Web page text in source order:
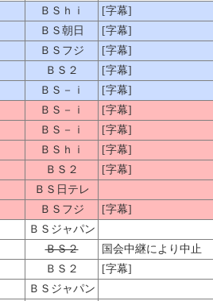
ＢＳｈｉ
[字幕]
ＢＳ朝日
[字幕]
ＢＳフジ
[字幕]
ＢＳ２
[字幕]
ＢＳ－ｉ
[字幕]
ＢＳ－ｉ
[字幕]
ＢＳ－ｉ
[字幕]
ＢＳｈｉ
[字幕]
ＢＳ２
[字幕]
ＢＳ日テレ
ＢＳフジ
[字幕]
ＢＳジャパン
ＢＳ２
国会中継により中止
ＢＳ２
[字幕]
ＢＳジャパン